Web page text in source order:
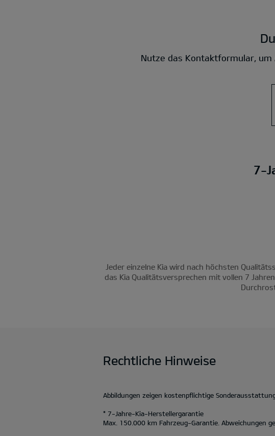
Nutze das Kontaktformular,
7-
Jeder einzelne Kia wird nach höchsten
das Kia Qualitätsversprechen mit vollen 7
Rechtliche Hinweise
Abbildungen zeigen kostenpflichtige
* 7-Jahre-Kia-Herstellergarantie
Max. 150.000 km Fahrzeug-Garantie. Abweichungen